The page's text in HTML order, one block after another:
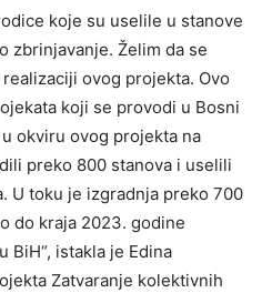
koje su uselile u stanove
zbrinjavanje. Želim da se
ovog projekta. Ovo
koji se provodi u Bosni
okviru ovog projekta na
preko 800 stanova i uselili
U toku je izgradnja preko 700
do kraja 2023. godine
BiH“, istakla je Edina
Zatvaranje kolektivnih